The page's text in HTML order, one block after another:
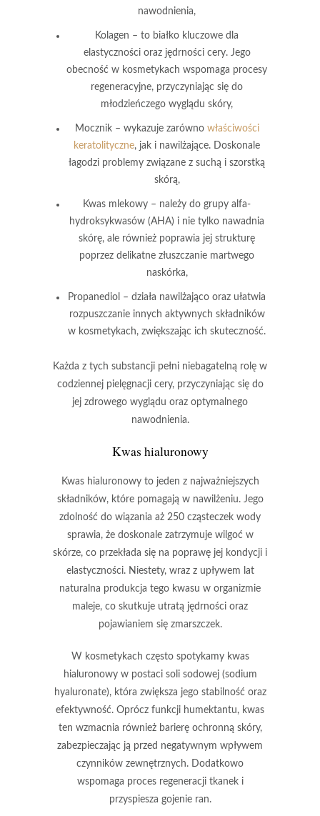
nawodnienia,
Kolagen – to białko kluczowe dla
elastyczności oraz jędrności cery. Jego
obecność w kosmetykach wspomaga procesy
regeneracyjne, przyczyniając się do
młodzieńczego wyglądu skóry,
Mocznik– wykazuje zarówno właściwości
keratolityczne, jak i nawilżające. Doskonale
łagodzi problemy związane z suchą i szorstką
skórą,
Kwas mlekowy – należy do grupy alfa-
hydroksykwasów (AHA) i nie tylko nawadnia
skórę, ale również poprawia jej strukturę
poprzez delikatne złuszczanie martwego
naskórka,
Propanediol – działa nawilżająco oraz ułatwia
rozpuszczanie innych aktywnych składników
w kosmetykach, zwiększając ich skuteczność.
Każda z tych substancji pełni niebagatelną rolę w
codziennej pielęgnacji cery, przyczyniając się do
jej zdrowego wyglądu oraz optymalnego
nawodnienia.
Kwas hialuronowy
Kwas hialuronowyto jeden z najważniejszych
składników, które pomagają w nawilżeniu. Jego
zdolność do wiązania aż 250 cząsteczek wody
sprawia, że doskonale zatrzymuje wilgoć w
skórze, co przekłada się na poprawę jej kondycji i
elastyczności. Niestety, wraz z upływem lat
naturalna produkcja tego kwasu w organizmie
maleje, co skutkuje utratą jędrności oraz
pojawianiem się zmarszczek.
W kosmetykach często spotykamy kwas
hialuronowy w postaci soli sodowej (sodium
hyaluronate), która zwiększa jego stabilność oraz
efektywność. Oprócz funkcji humektantu, kwas
ten wzmacnia również barierę ochronną skóry,
zabezpieczając ją przed negatywnym wpływem
czynników zewnętrznych. Dodatkowo
wspomaga proces regeneracji tkanek i
przyspiesza gojenie ran.